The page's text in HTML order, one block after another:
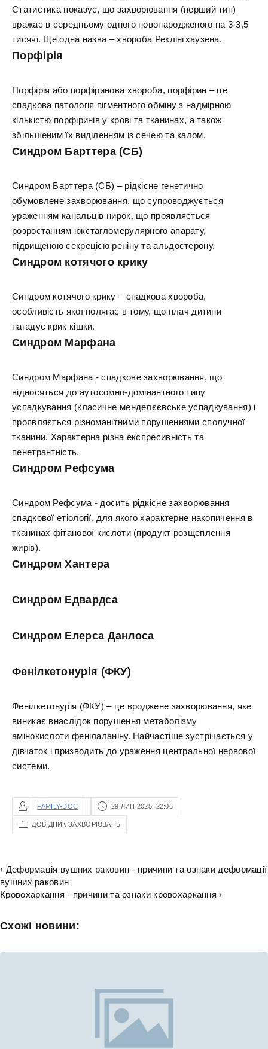
Статистика показує, що захворювання (перший тип)
вражає в середньому одного новонародженого на 3-3,5
тисячі. Ще одна назва – хвороба Реклінгхаузена.
Порфірія
Порфірія або порфіринова хвороба, порфірин – це
спадкова патологія пігментного обміну з надмірною
кількістю порфіринів у крові та тканинах, а також
збільшеним їх виділенням із сечею та калом.
Синдром Барттера (СБ)
Синдром Барттера (СБ) – рідкісне генетично
обумовлене захворювання, що супроводжується
ураженням канальців нирок, що проявляється
розростанням юкстагломерулярного апарату,
підвищеною секрецією реніну та альдостерону.
Синдром котячого крику
Синдром котячого крику – спадкова хвороба,
особливість якої полягає в тому, що плач дитини
нагадує крик кішки.
Синдром Марфана
Синдром Марфана - спадкове захворювання, що
відносяться до аутосомно-домінантного типу
успадкування (класичне менделєєвське успадкування) і
проявляється різноманітними порушеннями сполучної
тканини. Характерна різна експресивність та
пенетрантність.
Синдром Рефсума
Синдром Рефсума - досить рідкісне захворювання
спадкової етіології, для якого характерне накопичення в
тканинах фітанової кислоти (продукт розщеплення
жирів).
Синдром Хантера
Синдром Едвардса
Синдром Елерса Данлоса
Фенілкетонурія (ФКУ)
Фенілкетонурія (ФКУ) – це вроджене захворювання, яке
виникає внаслідок порушення метаболізму
амінокислоти фенілаланіну. Найчастіше зустрічається у
дівчаток і призводить до ураження центральної нервової
системи.
FAMILY-DOC 29 ЛИП 2025, 22:06
ДОВІДНИК ЗАХВОРЮВАНЬ
‹ Деформація вушних раковин - причини та ознаки деформації
вушних раковин
Кровохаркання - причини та ознаки кровохаркання ›
Схожі новини: